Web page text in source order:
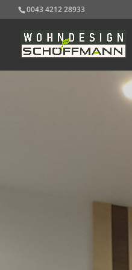
0043 4212 28933